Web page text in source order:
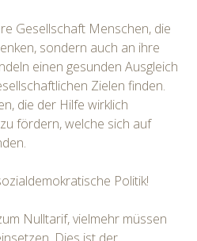
Gesellschaft Menschen, die
sondern auch an ihre
einen gesunden Ausgleich
Zielen finden.
die der Hilfe wirklich
fördern, welche sich auf
Politik!
Nulltarif, vielmehr müssen
Dies ist der